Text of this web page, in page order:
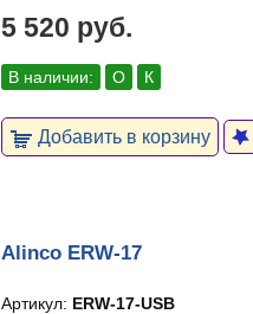
5 520 руб.
В наличии: О К
Добавить в корзину
Alinco ERW-17
Артикул: ERW-17-USB